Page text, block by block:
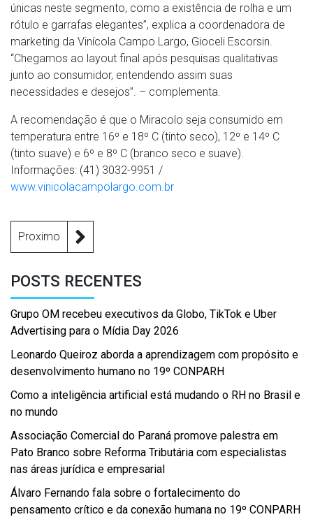
únicas neste segmento, como a existência de rolha e um
rótulo e garrafas elegantes”, explica a coordenadora de
marketing da Vinícola Campo Largo, Gioceli Escorsin.
“Chegamos ao layout final após pesquisas qualitativas
junto ao consumidor, entendendo assim suas
necessidades e desejos”. – complementa.
A recomendação é que o Miracolo seja consumido em
temperatura entre 16º e 18º C (tinto seco), 12º e 14º C
(tinto suave) e 6º e 8º C (branco seco e suave).
Informações: (41) 3032-9951 /
www.vinicolacampolargo.com.br
Proximo
POSTS RECENTES
Grupo OM recebeu executivos da Globo, TikTok e Uber
Advertising para o Mídia Day 2026
Leonardo Queiroz aborda a aprendizagem com propósito e
desenvolvimento humano no 19º CONPARH
Como a inteligência artificial está mudando o RH no Brasil e
no mundo
Associação Comercial do Paraná promove palestra em
Pato Branco sobre Reforma Tributária com especialistas
nas áreas jurídica e empresarial
Álvaro Fernando fala sobre o fortalecimento do
pensamento crítico e da conexão humana no 19º CONPARH